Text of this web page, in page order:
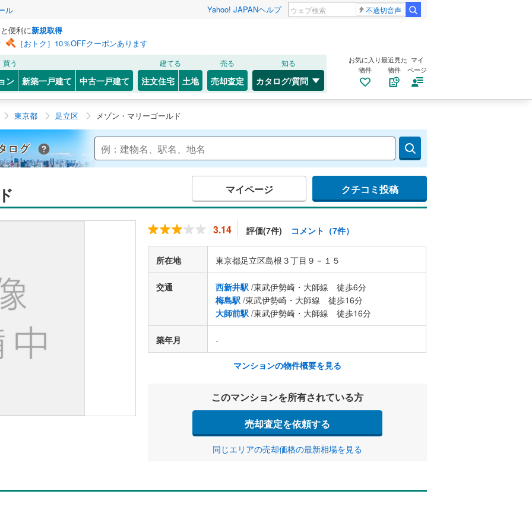
ル Yahoo! JAPANヘルプ 不適切音声
便利に新規取得
［おトク］10％OFFクーポンあります
買う
ン 新築一戸建て 中古一戸建て
建てる
注文住宅 土地
売る
売却査定
知る
カタログ/質問
お気に入り
物件
最近見た
物件
マイ
ページ
東京都 足立区 メゾン・マリーゴールド
Yahoo!不動産 マンションカタログ
マイページ クチコミ投稿
3.14 評価(7件) コメント（7件）
所在地 東京都足立区島根３丁目９－１５
交通 西新井駅 /東武伊勢崎・大師線 徒歩6分
梅島駅 /東武伊勢崎・大師線 徒歩16分
大師前駅 /東武伊勢崎・大師線 徒歩16分
築年月 -
マンションの物件概要を見る
このマンションを所有されている方
売却査定を依頼する
同じエリアの売却価格の最新相場を見る